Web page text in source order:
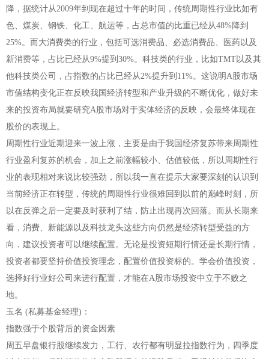
降，据统计从2009年到现在超过十年的时间，传统周期性行业比如有
色、煤炭、钢铁、化工、航运等，占总市值的比重已经从48%降到
25%。而大消费类的行业，包括可选消费品、必选消费品、医药以及
新消费等，占比已经从9%提到30%。科技类的行业，比如TMT以及其
他科技类公司，占指数的占比已经从2%提升到11%。这说明A股市场
市值结构变化正在反映我国经济转型和产业升级的不断优化，做好未
来的投资布局就要研究A股市场对于实体经济的反映，会最终体现在
股价的表现上。
周期性行业近期迎来一波上涨，主要是由于我国经济复苏带来周期性
行业盈利复苏的机会，加上之前涨幅较小、估值较低，所以周期性行
业的表现相对来说比较强劲，所以我一直在提示大家要深刻的认识到
当前经济正在转型，传统的周期性行业很难回到以前的巅峰时刻，所
以在反弹之后一定要及时获利了结，防止出现再次回落。而从长期来
看，消费、新能源以及科技龙头这些方向仍然是经济转型受益的方
向，建议投资者可以继续配置。无论是投资短期行情还是长期行情，
投资者都要坚持价值投资理念，配置价值投资标的。学会价值投资，
选择好行业好公司来进行配置，才能在A股市场投资中立于不败之
地。
玉名 (私募基金经理)：
指数强于个股背后的资金因素
周五早盘银行股继续发力，工行、农行都有明显拉指数行为，四季度